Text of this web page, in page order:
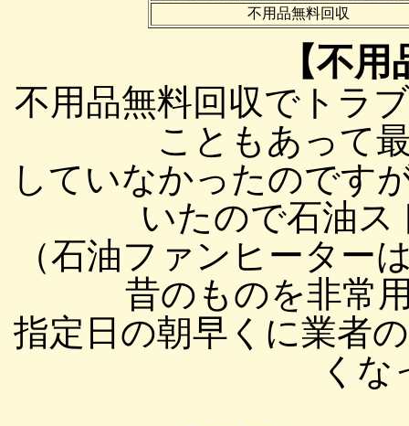
不用品無料回収
【不
不用品無料回収でトラ
こともあって
していなかったのです
いたので石油ス
（石油ファンヒーター
昔のものを非常
指定日の朝早くに業者
くな